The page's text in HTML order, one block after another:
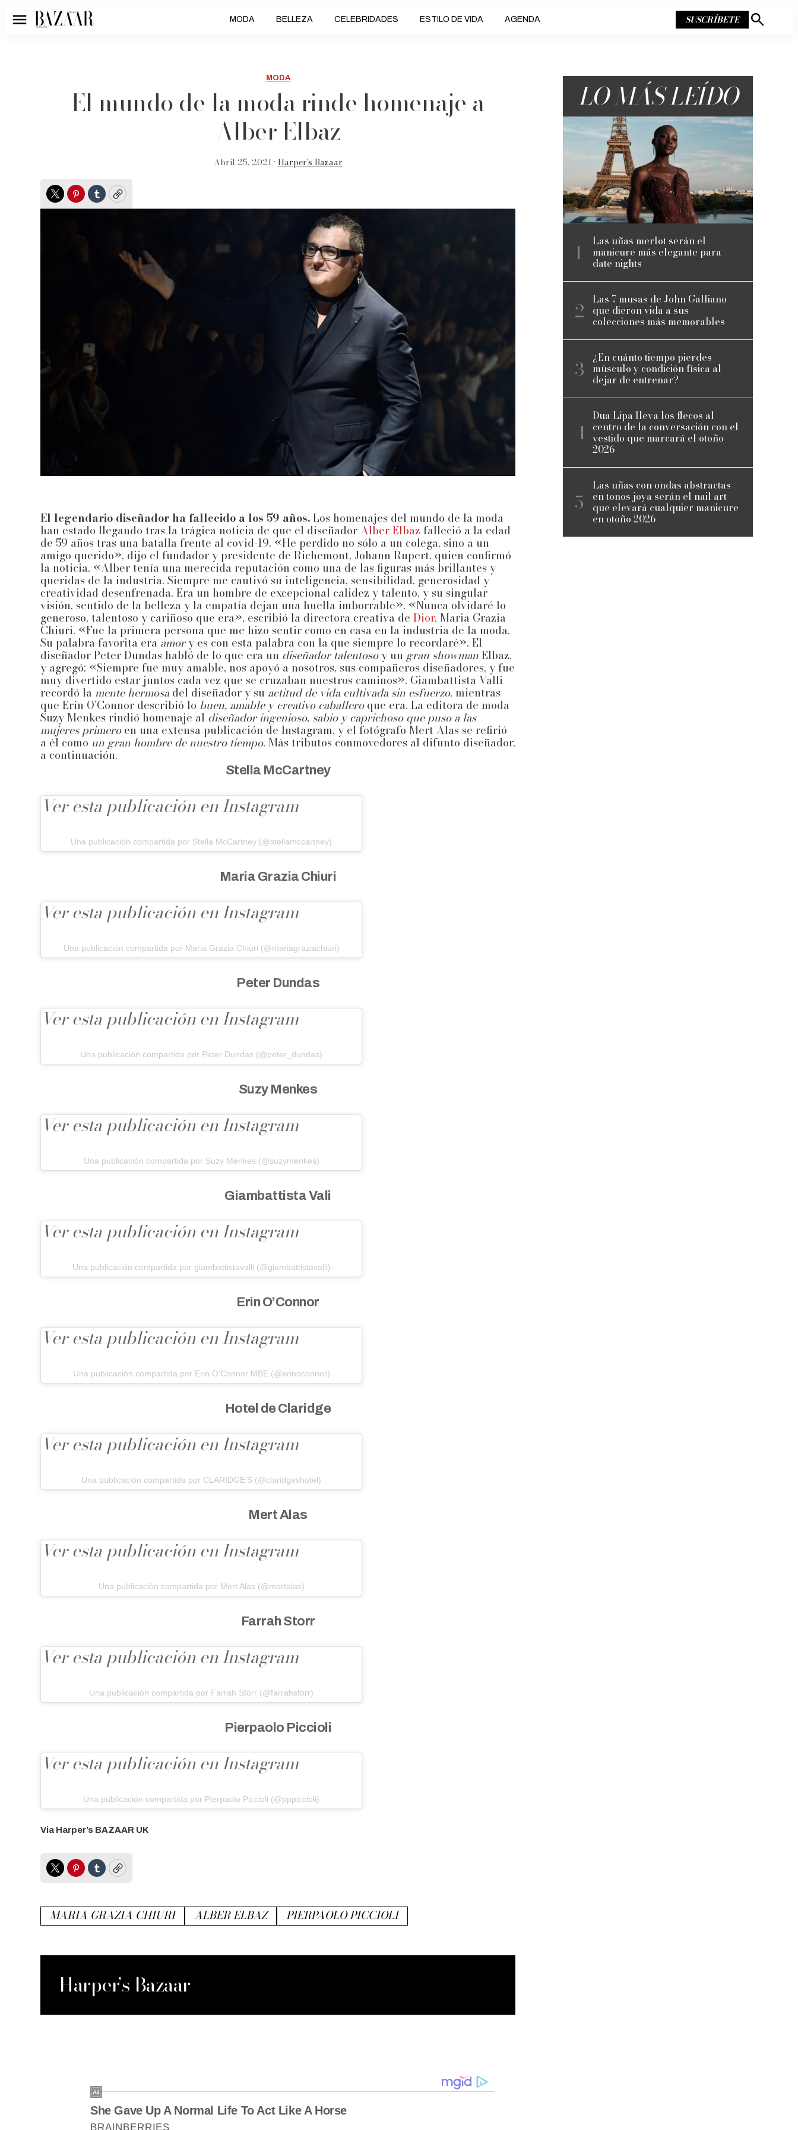
Menú MODA BELLEZA CELEBRIDADES ESTILO DE VIDA AGENDA SUSCRÍBETE
Mostrar
MODA
El mundo de la moda rinde homenaje a
Alber Elbaz
Abril 25, 2021 • Harper’s Bazaar
TwitterPinterest
TumblrCopy
El legendario diseñador ha fallecido a los 59 años.Los homenajes del mundo de la moda
han estado llegando tras la trágica noticia de que el diseñadorAlber Elbaz falleció a la edad
de 59 años tras una batalla frente al covid-19. «He perdido no sólo a un colega, sino a un
amigo querido», dijo el fundador y presidente de Richemont, Johann Rupert, quien confirmó
la noticia. «Alber tenía una merecida reputación como una de las figuras más brillantes y
queridas de la industria. Siempre me cautivó su inteligencia, sensibilidad, generosidad y
creatividad desenfrenada. Era un hombre de excepcional calidez y talento, y su singular
visión, sentido de la belleza y la empatía dejan una huella imborrable». «Nunca olvidaré lo
generoso, talentoso y cariñoso que era», escribió la directora creativa de Dior, Maria Grazia
Chiuri. «Fue la primera persona que me hizo sentir como en casa en la industria de la moda.
Su palabra favorita era amory es con esta palabra con la que siempre lo recordaré». El
diseñador Peter Dundas habló de lo que era un diseñador talentosoy un gran showmanElbaz,
y agregó: «Siempre fue muy amable, nos apoyó a nosotros, sus compañeros diseñadores, y fue
muy divertido estar juntos cada vez que se cruzaban nuestros caminos». Giambattista Valli
recordó la mente hermosadel diseñador y su actitud de vida cultivada sin esfuerzo, mientras
que Erin O’Connor describió lo buen, amable y creativo caballeroque era. La editora de moda
Suzy Menkes rindió homenaje al diseñador ingenioso, sabio y caprichoso que puso a las
mujeres primeroen una extensa publicación de Instagram, y el fotógrafo Mert Alas se refirió
a él como un gran hombre de nuestro tiempo. Más tributos conmovedores al difunto diseñador,
a continuación.
Stella McCartney
Ver esta publicación en Instagram
Una publicación compartida por Stella McCartney (@stellamccartney)
Maria Grazia Chiuri
Ver esta publicación en Instagram
Una publicación compartida por Maria Grazia Chiuri (@mariagraziachiuri)
Peter Dundas
Ver esta publicación en Instagram
Una publicación compartida por Peter Dundas (@peter_dundas)
Suzy Menkes
Ver esta publicación en Instagram
Una publicación compartida por Suzy Menkes (@suzymenkes)
Giambattista Vali
Ver esta publicación en Instagram
Una publicación compartida por giambattistavalli (@giambattistavalli)
Erin O’Connor
Ver esta publicación en Instagram
Una publicación compartida por Erin O’Connor MBE (@erinoconnor)
Hotel de Claridge
Ver esta publicación en Instagram
Una publicación compartida por CLARIDGE’S (@claridgeshotel)
Mert Alas
Ver esta publicación en Instagram
Una publicación compartida por Mert Alas (@mertalas)
Farrah Storr
Ver esta publicación en Instagram
Una publicación compartida por Farrah Storr (@farrahstorr)
Pierpaolo Piccioli
Ver esta publicación en Instagram
Una publicación compartida por Pierpaolo Piccioli (@pppiccioli)
Via Harper’s BAZAAR UK
TwitterPinterest
TumblrCopy
MARIA GRAZIA CHIURI ALBER ELBAZ PIERPAOLO PICCIOLI
Harper’s Bazaar
LO MÁS LEÍDO
Las uñas merlot serán el
manicure más elegante para
date nights
Las 7 musas de John Galliano
que dieron vida a sus
colecciones más memorables
¿En cuánto tiempo pierdes
músculo y condición física al
dejar de entrenar?
Dua Lipa lleva los flecos al
centro de la conversación con el
vestido que marcará el otoño
2026
Las uñas con ondas abstractas
en tonos joya serán el nail art
que elevará cualquier manicure
en otoño 2026